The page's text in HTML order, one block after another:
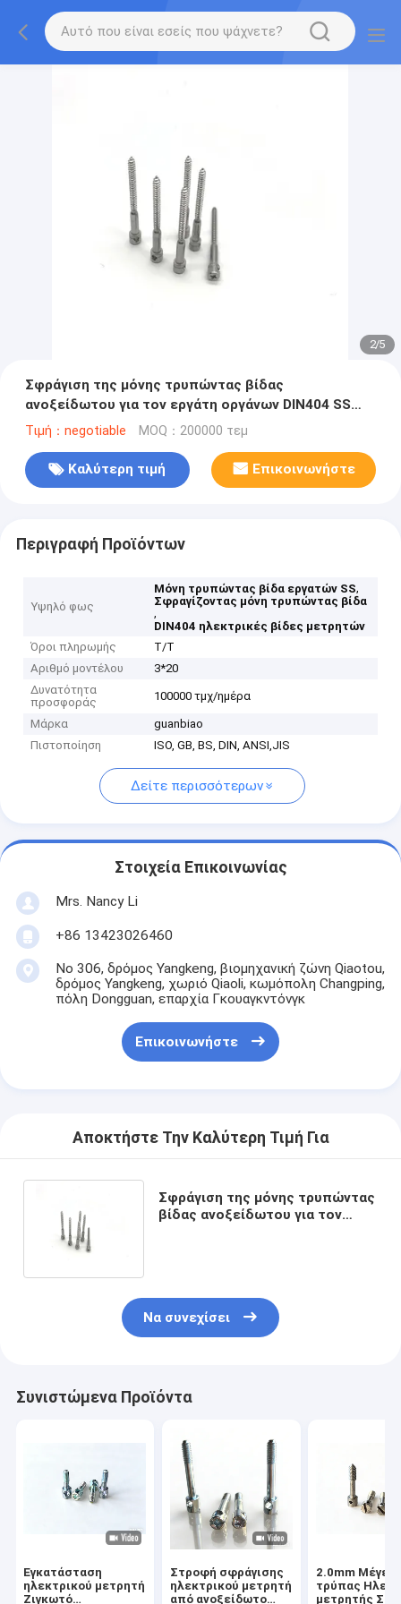
2/5
Σφράγιση της μόνης τρυπώντας βίδας
ανοξείδωτου για τον εργάτη οργάνων DIN404 SS
μετρητών
Τιμή：negotiable MOQ：200000 τεμ
Καλύτερη τιμή Επικοινωνήστε
Περιγραφή Προϊόντων
Υψηλό φως
Μόνη τρυπώντας βίδα εργατών SS,
Σφραγίζοντας μόνη τρυπώντας βίδα
,
DIN404 ηλεκτρικές βίδες μετρητών
Όροι πληρωμής
T/T
Αριθμό μοντέλου
3*20
Δυνατότητα
προσφοράς
100000 τμχ/ημέρα
Μάρκα
guanbiao
Πιστοποίηση
ISO, GB, BS, DIN, ANSI,JIS
Δείτε περισσότερων
Στοιχεία Επικοινωνίας
Mrs. Nancy Li
+86 13423026460
Νο 306, δρόμος Yangkeng, βιομηχανική ζώνη Qiaotou,
δρόμος Yangkeng, χωριό Qiaoli, κωμόπολη Changping,
πόλη Dongguan, επαρχία Γκουαγκντόνγκ
Επικοινωνήστε
Αποκτήστε Την Καλύτερη Τιμή Για
Σφράγιση της μόνης τρυπώντας
βίδας ανοξείδωτου για τον
Να συνεχίσει
Συνιστώμενα Προϊόντα
Εγκατάσταση
ηλεκτρικού μετρητή
Ζιγκωτό
Στροφή σφράγισης
ηλεκτρικού μετρητή
από ανοξείδωτο
2.0mm
τρύπας
μετρητής